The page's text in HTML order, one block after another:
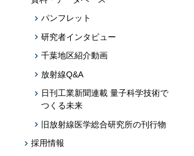
パンフレット
研究者インタビュー
千葉地区紹介動画
放射線Q&A
日刊工業新聞連載 量子科学技術で
つくる未来
旧放射線医学総合研究所の刊行物
採用情報